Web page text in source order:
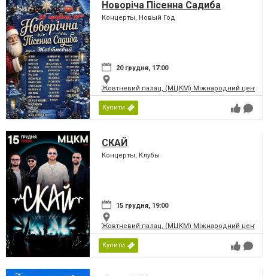
Новоріча Пісенна Садиба
Концерты, Новый Год
20 грудня, 17:00
Жовтневий палац, (МЦКМ) Міжнародний центр
Купити
СКАЙ
Концерты, Клубы
15 грудня, 19:00
Жовтневий палац, (МЦКМ) Міжнародний центр
Купити